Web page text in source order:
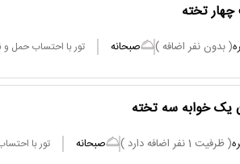
تخته
( بدون نفر اضافه ) صبحانه تور با احتساب حمل
یک خوابه سه تخته
( ظرفیت 1 نفر اضافه دارد ) صبحانه تور با